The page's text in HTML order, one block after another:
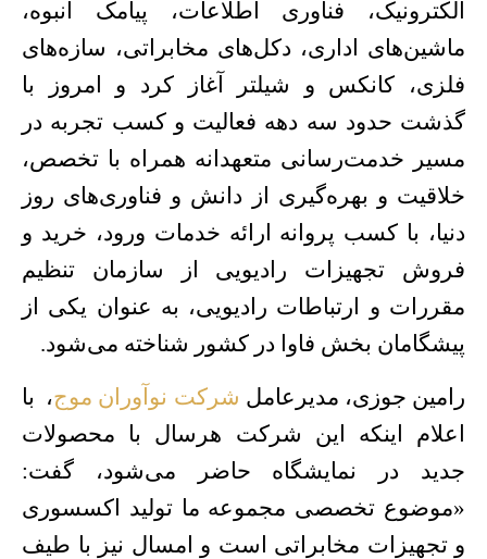
الکترونیک، فناوری اطلاعات، پیامک انبوه،
ماشین‌های اداری، دکل‌های مخابراتی، سازه‌های
فلزی، کانکس و شیلتر آغاز کرد و امروز با
گذشت حدود سه دهه فعالیت و کسب تجربه در
مسیر خدمت‌رسانی متعهدانه همراه با تخصص،
خلاقیت و بهره‌گیری از دانش و فناوری‌های روز
دنیا، با کسب پروانه ارائه خدمات ورود، خرید و
فروش تجهیزات رادیویی از سازمان تنظیم
مقررات و ارتباطات رادیویی، به عنوان یکی از
پیشگامان بخش فاوا در کشور شناخته می‌شود.
رامین جوزی، مدیرعامل شرکت نوآوران موج، با
اعلام اینکه این شرکت هرسال با محصولات
جدید در نمایشگاه حاضر می‌شود، گفت:
«موضوع تخصصی مجموعه ما تولید اکسسوری
و تجهیزات مخابراتی است و امسال نیز با طیف